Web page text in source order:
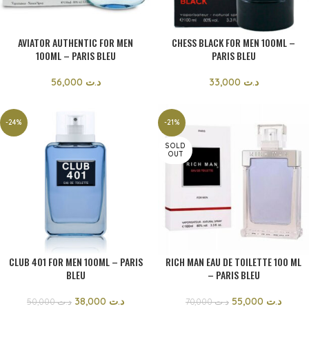
AVIATOR AUTHENTIC FOR MEN
100ML – PARIS BLEU
د.ت
CHESS BLACK FOR MEN 100ML –
PARIS BLEU
د.ت
-24%
CLUB 401 FOR MEN 100ML – PARIS
BLEU
د.ت50,000 د.ت
-21%
SOLD
OUT
RICH MAN EAU DE TOILETTE 100 ML
– PARIS BLEU
د.ت70,000 د.ت